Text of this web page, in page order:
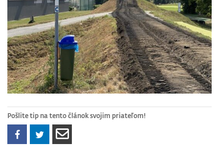
Pošlite tip na tento článok svojim priateľom!